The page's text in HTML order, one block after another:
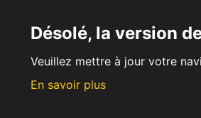
Désolé, la version
Veuillez mettre à jour votre
En savoir plus